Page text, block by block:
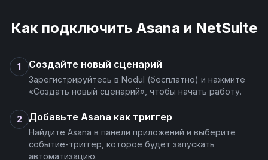
Как подключить Asana и NetSuite
1 Создайте новый сценарий
Зарегистрируйтесь в Nodul (бесплатно) и нажмите
«Создать новый сценарий», чтобы начать работу.
2 Добавьте Asana как триггер
Найдите Asana в панели приложений и выберите
событие-триггер, которое будет запускать
автоматизацию.